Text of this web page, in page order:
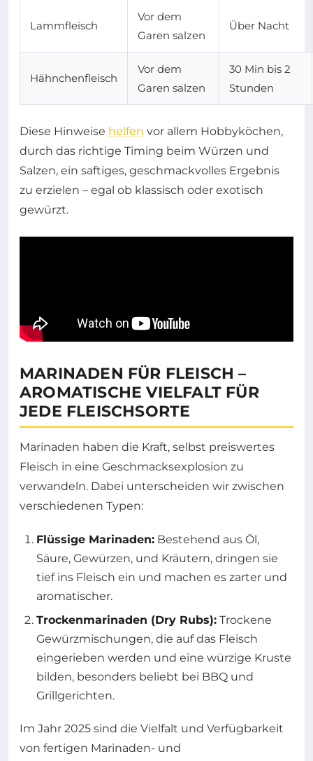
Lammfleisch
Vor dem
Garen salzen
Über Nacht
Hähnchenfleisch
Vor dem
Garen salzen
30 Min bis 2
Stunden
Diese Hinweise helfen vor allem Hobbyköchen,
durch das richtige Timing beim Würzen und
Salzen, ein saftiges, geschmackvolles Ergebnis
zu erzielen – egal ob klassisch oder exotisch
gewürzt.
MARINADEN FÜR FLEISCH –
AROMATISCHE VIELFALT FÜR
JEDE FLEISCHSORTE
Marinaden haben die Kraft, selbst preiswertes
Fleisch in eine Geschmacksexplosion zu
verwandeln. Dabei unterscheiden wir zwischen
verschiedenen Typen:
Flüssige Marinaden: Bestehend aus Öl,
Säure, Gewürzen, und Kräutern, dringen sie
tief ins Fleisch ein und machen es zarter und
aromatischer.
Trockenmarinaden (Dry Rubs): Trockene
Gewürzmischungen, die auf das Fleisch
eingerieben werden und eine würzige Kruste
bilden, besonders beliebt bei BBQ und
Grillgerichten.
Im Jahr 2025 sind die Vielfalt und Verfügbarkeit
von fertigen Marinaden- und